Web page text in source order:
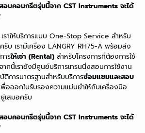
อบคอนกรีตรุ่นนี้จาก CST Instruments จะได้
ราให้บริการแบบ One-Stop Service สำหรับ
รับ เรามีเครื่อง LANGRY RH75-A พร้อมส่ง
ารให้เช่า (Rental) สำหรับโครงการที่ต้องการใช้
ากนี้เรายังมีศูนย์บริการเทรนนิ่งสอนการใช้งาน
การมาตรฐานสำหรับบริการซ่อมแซมและสอบ
พื่อออกใบรับรองความแม่นยำให้กับเครื่องมือ
เสมอครับ
อบคอนกรีตรุ่นนี้จาก CST Instruments จะได้